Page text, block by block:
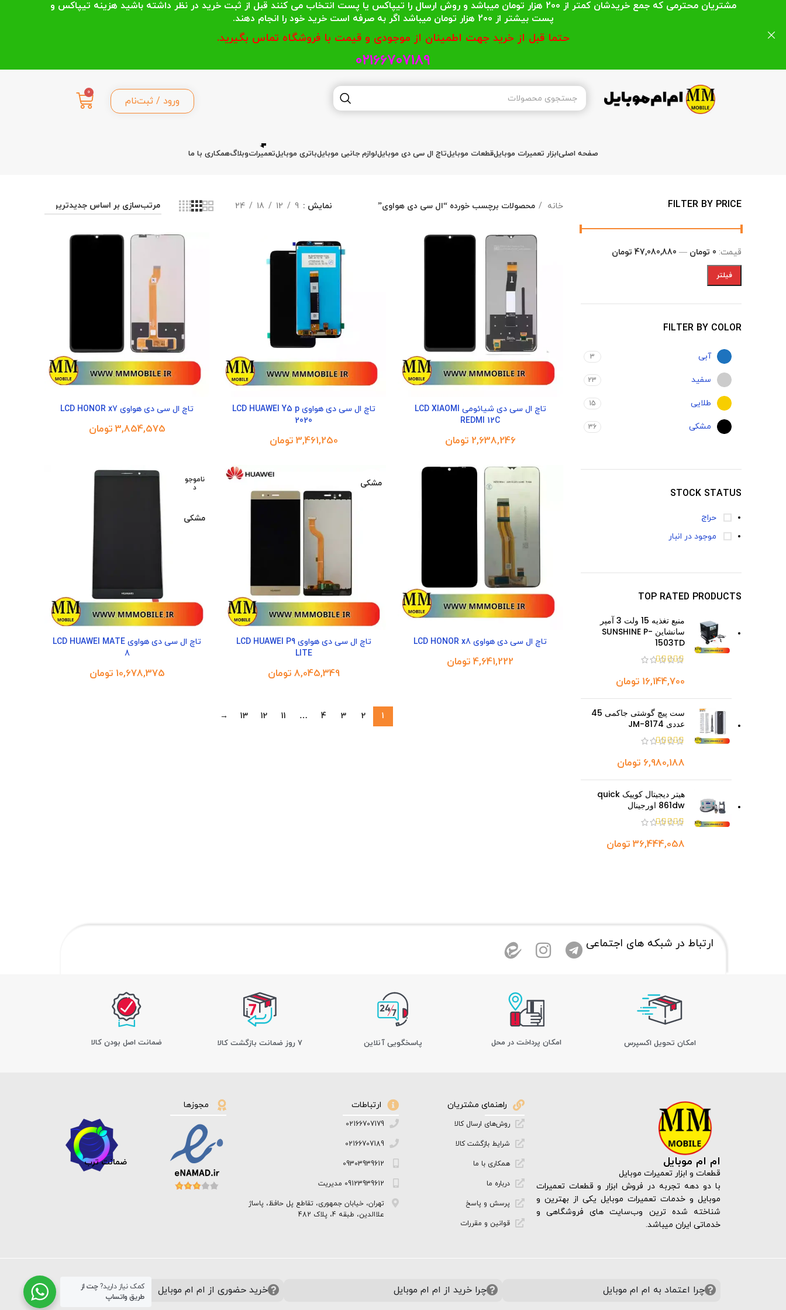
ورود / ثبت‌نام
0
صفحه اصلیابزار تعمیرات موبایلقطعات موبایلتاچ ال سی دی موبایللوازم جانبی موبایلباتری موبایلتعمیراتوبلاگهمکاری با ما
FILTER BY PRICE
فیلتر
قیمت: 0 تومان — 47,080,880 تومان
FILTER BY COLOR
آبی 3
سفید 23
طلایی 15
مشکی 36
STOCK STATUS
حراج
موجود در انبار
TOP RATED PRODUCTS
منبع تغذیه 15 ولت 3 آمپر
سانشاین SUNSHINE P-
1503TD
تومان
ست پیچ گوشتی جاکمی 45
عددی JM-8174
تومان
هیتر دیجیتال کوییک quick
861dw اورجینال
تومان
خانه محصولات برچسب خورده “ال سی دی هواوی” نمایش 9
12
18
24
تاچ ال سی دی شیائومی LCD XIAOMI
REDMI 12C
تومان
تاچ ال سی دی هواوی LCD HUAWEI Y5 p
2020
تومان
تاچ ال سی دی هواوی LCD HONOR x7
تومان
تاچ ال سی دی هواوی LCD HONOR x8
تومان
مشکی
تاچ ال سی دی هواوی LCD HUAWEI P9
LITE
تومان
ناموجو
د
مشکی
تاچ ال سی دی هواوی LCD HUAWEI MATE
8
تومان
1
2
3
4
…
11
12
13
→
ارتباط در شبکه های اجتماعی
اﻣﮑﺎن ﺗﺤﻮﯾﻞ اﮐﺴﭙﺮس امکان پرداخت در محل پاسخگویی آنلاین 7 روز ضمانت بازگشت کالا ﺿﻤﺎﻧﺖ اﺻﻞ ﺑﻮدن ﮐﺎﻟﺎ
ام ام موبایل
قطعات و ابزار تعمیرات موبایل
با دو دهه تجربه در فروش ابزار و قطعات تعمیرات
موبایل و خدمات تعمیرات موبایل یکی از بهترین و
شناخته شده ترین وب‌سایت های فروشگاهی و
خدماتی ایران میباشد.
راهنمای مشتریان
روش‌های ارسال کالا
شرایط بازگشت کالا
همکاری با ما
درباره ما
پرسش و پاسخ
قوانین و مقررات
ارتباطات
02166707179
02166707189
09303939612
09123939612 مدیریت
تهران، خیابان جمهوری، تقاطع پل حافظ، پاساژ
علاالدین، طبقه 4، پلاک 482
مجوزها
ضمانت ترب
چرا اعتماد به ام ام موبایل چرا خرید از ام ام موبایل خرید حضوری از ام ام موبایل
مشتریان محترمی که جمع خریدشان کمتر از 200 هزار تومان میباشد و روش ارسال را تیپاکس یا پست انتخاب می کنند قبل از ثبت خرید در نظر داشته باشید هزینه تیپاکس و
پست بیشتر از 200 هزار تومان میباشد اگر به صرفه است خرید خود را انجام دهند.
حتما قبل از خرید جهت اطمینان از موجودی و قیمت با فروشگاه تماس بگیرید.
02166707189
کمک نیاز دارید?چت از
طریق واتساپ